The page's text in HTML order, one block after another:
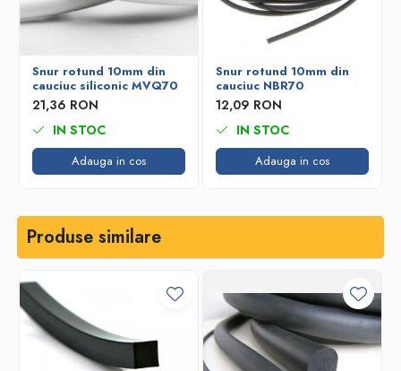
Snur rotund 10mm din
cauciuc siliconic MVQ70
21,36 RON
IN STOC
Adauga in cos
Snur rotund 10mm din
cauciuc NBR70
12,09 RON
IN STOC
Adauga in cos
Produse similare